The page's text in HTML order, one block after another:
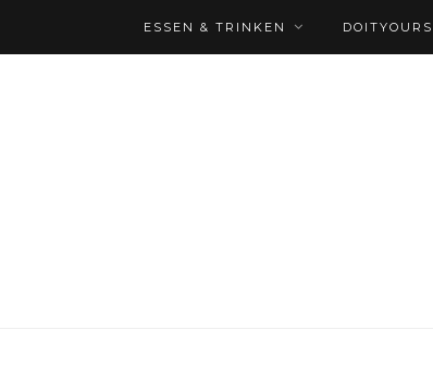
ESSEN & TRINKEN